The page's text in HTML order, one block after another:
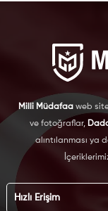
Milli Müdafaa web
ve fotoğraflar,
alıntılanması ya
Hızlı Erişim